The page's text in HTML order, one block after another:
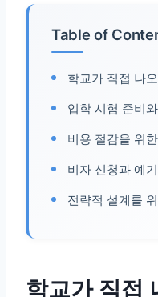
Table of
학교가 직접 나
입학 시험 준비
비용 절감을 위
비자 신청과 예
전략적 설계를
학교가 직접